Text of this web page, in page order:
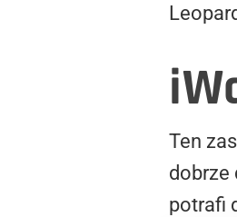
Ten
dobrze
potrafi